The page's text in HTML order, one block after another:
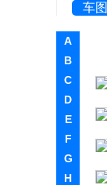
车图
A
B
C
D
E
F
G
H